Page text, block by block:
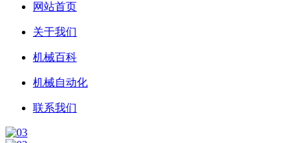
网站首页
关于我们
机械百科
机械自动化
联系我们